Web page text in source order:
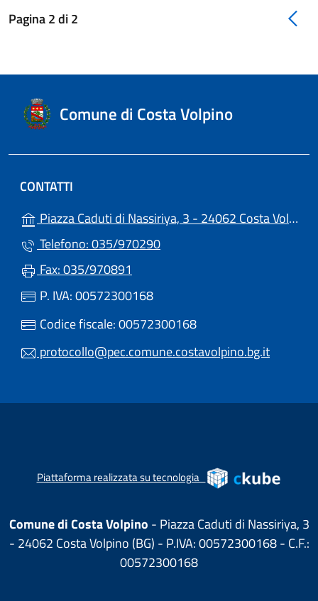
Pagina2di2
Comune di Costa Volpino
CONTATTI
Piazza Caduti di Nassiriya, 3 - 24062 Costa Volpino (BG)
Telefono: 035/970290
Fax: 035/970891
P. IVA: 00572300168
Codice fiscale: 00572300168
protocollo@pec.comune.costavolpino.bg.it
Piattaforma realizzata su tecnologia
Comune di Costa Volpino - Piazza Caduti di Nassiriya, 3
- 24062 Costa Volpino (BG) - P.IVA: 00572300168 - C.F.:
00572300168